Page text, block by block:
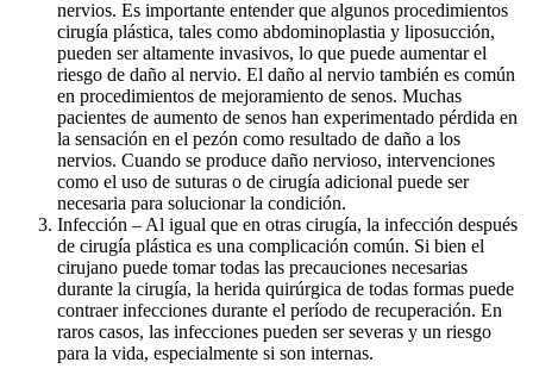
nervios. Es importante entender que algunos procedimientos
cirugía plástica, tales como abdominoplastia y liposucción,
pueden ser altamente invasivos, lo que puede aumentar el
riesgo de daño al nervio. El daño al nervio también es común
en procedimientos de mejoramiento de senos. Muchas
pacientes de aumento de senos han experimentado pérdida en
la sensación en el pezón como resultado de daño a los
nervios. Cuando se produce daño nervioso, intervenciones
como el uso de suturas o de cirugía adicional puede ser
necesaria para solucionar la condición.
Infección – Al igual que en otras cirugía, la infección después
de cirugía plástica es una complicación común. Si bien el
cirujano puede tomar todas las precauciones necesarias
durante la cirugía, la herida quirúrgica de todas formas puede
contraer infecciones durante el período de recuperación. En
raros casos, las infecciones pueden ser severas y un riesgo
para la vida, especialmente si son internas.